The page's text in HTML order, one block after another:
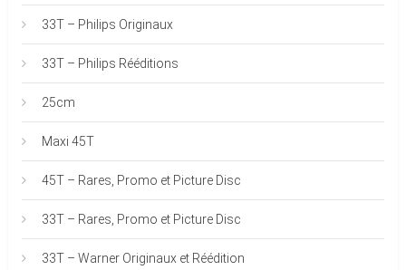
33T – Philips Originaux
33T – Philips Rééditions
25cm
Maxi 45T
45T – Rares, Promo et Picture Disc
33T – Rares, Promo et Picture Disc
33T – Warner Originaux et Réédition